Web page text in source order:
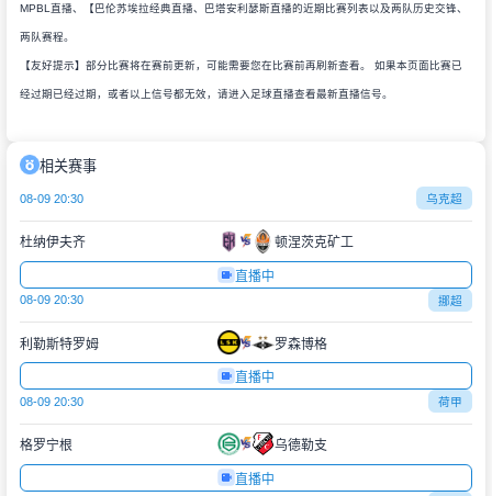
MPBL直播、【巴伦苏埃拉经典直播、巴塔安利瑟斯直播的近期比赛列表以及两队历史交锋、
两队赛程。
【友好提示】部分比赛将在赛前更新，可能需要您在比赛前再刷新查看。 如果本页面比赛已
经过期已经过期，或者以上信号都无效，请进入足球直播查看最新直播信号。
相关赛事
08-09 20:30 乌克超
杜纳伊夫齐 顿涅茨克矿工
直播中
08-09 20:30 挪超
利勒斯特罗姆 罗森博格
直播中
08-09 20:30 荷甲
格罗宁根 乌德勒支
直播中